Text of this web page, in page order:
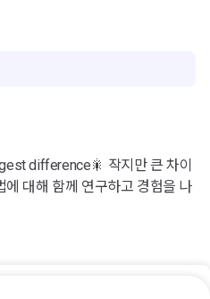
difference🎇 작지만 큰 차이
대해 함께 연구하고 경험을 나